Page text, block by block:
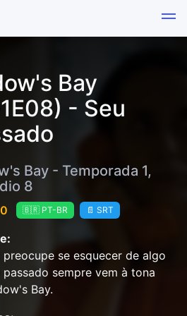
Bay
- Seu
Bay - Temporada 1,
8
🇧🇷 PT-BR 📄 SRT
preocupe se esquecer de algo
passado sempre vem à tona
Bay.